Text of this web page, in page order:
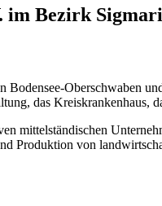
im Bezirk
Oberschwaben
das Kreiskrankenhaus,
mittelständischen
Produktion von